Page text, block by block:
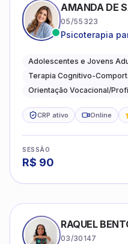
AMANDA DE
05/55323
Psicoterapia
autoestima,
profissional
Adolescentes e Jovens
Terapia Cognitivo-
Orientação Vocacional/
CRP ativo Online
SESSÃO
R$ 90
RAQUEL
03/30147